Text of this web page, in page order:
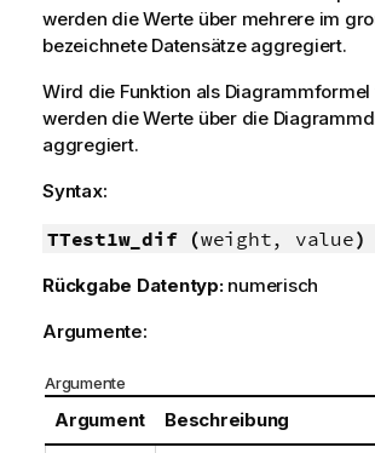
werden die Werte über mehrere im
bezeichnete Datensätze aggregiert.
Wird die Funktion als
werden die Werte über die
aggregiert.
Syntax:
TTest1w_dif (weight, value)
Rückgabe Datentyp: numerisch
Argumente:
Argumente
Argument Beschreibung